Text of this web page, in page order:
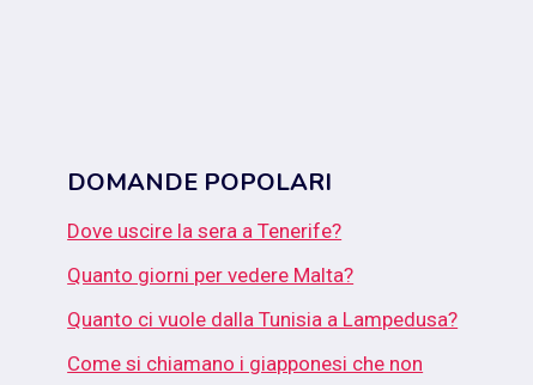
DOMANDE POPOLARI
Dove uscire la sera a Tenerife?
Quanto giorni per vedere Malta?
Quanto ci vuole dalla Tunisia a Lampedusa?
Come si chiamano i giapponesi che non